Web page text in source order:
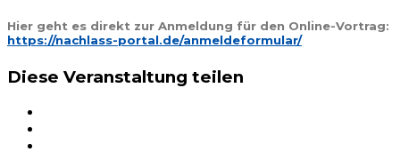
Hier geht es direkt zur Anmeldung für den Online-Vortrag:
https://nachlass-portal.de/anmeldeformular/
Diese Veranstaltung teilen